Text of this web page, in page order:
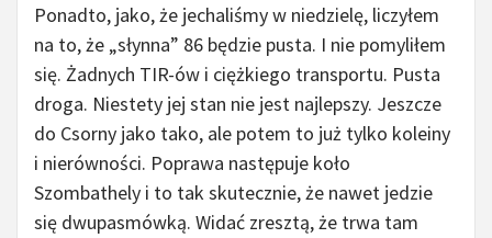
Ponadto, jako, że jechaliśmy w niedzielę, liczyłem
na to, że „słynna” 86 będzie pusta. I nie pomyliłem
się. Żadnych TIR-ów i ciężkiego transportu. Pusta
droga. Niestety jej stan nie jest najlepszy. Jeszcze
do Csorny jako tako, ale potem to już tylko koleiny
i nierówności. Poprawa następuje koło
Szombathely i to tak skutecznie, że nawet jedzie
się dwupasmówką. Widać zresztą, że trwa tam